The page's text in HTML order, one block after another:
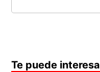
Te puede